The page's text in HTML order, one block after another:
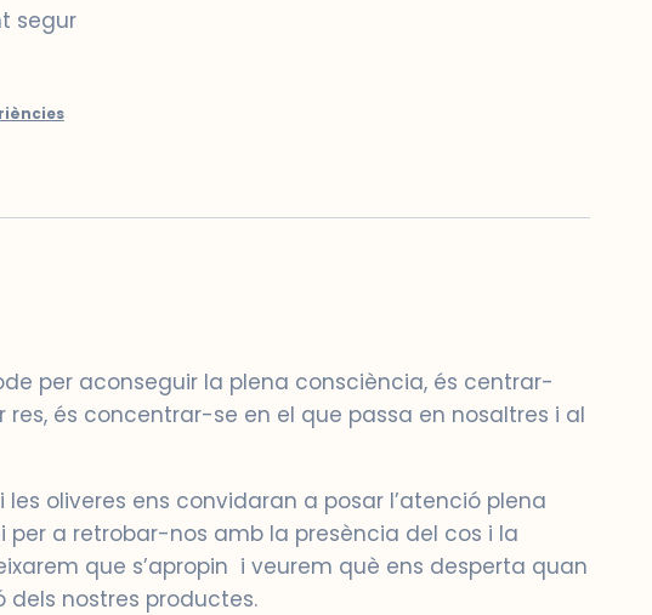
segur
per aconseguir la plena consciència, és centrar-
és concentrar-se en el que passa en nosaltres i al
oliveres ens convidaran a posar l’atenció plena
per a retrobar-nos amb la presència del cos i la
que s’apropin i veurem què ens desperta quan
nostres productes.